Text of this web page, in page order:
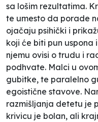
sa lošim rezultatima.
te umesto da porade
ojačaju psihički i
koji će biti pun uspona
njemu ovisi o trudu i
podhvate. Malci u
gubitke, te paralelno
egoistične stavove.
razmišljanja detetu je
krivicu je bolan, ali